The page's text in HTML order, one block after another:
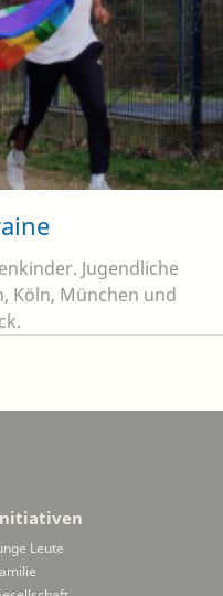
Jugendliche
Köln, München und
Leute